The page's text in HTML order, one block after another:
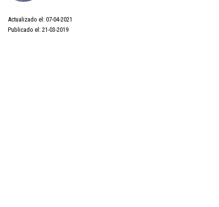
Actualizado el: 07-04-2021
Publicado el: 21-03-2019